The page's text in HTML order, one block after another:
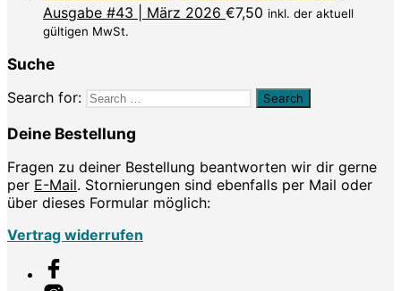
Ausgabe #43 | März 2026 €7,50 inkl. der aktuell
gültigen MwSt.
Suche
Search for:
Deine Bestellung
Fragen zu deiner Bestellung beantworten wir dir gerne
per E-Mail. Stornierungen sind ebenfalls per Mail oder
über dieses Formular möglich:
Vertrag widerrufen